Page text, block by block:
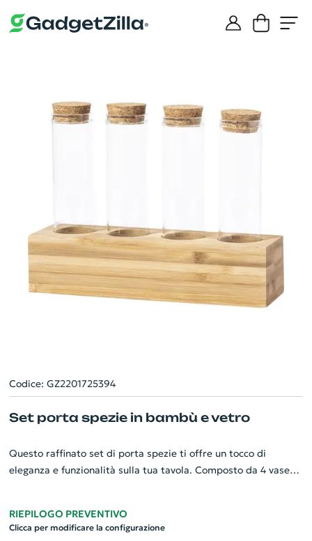
Codice: GZ2201725394
Set porta spezie in bambù e vetro
Questo raffinato set di porta spezie ti offre un tocco di
eleganza e funzionalità sulla tua tavola. Composto da 4 vasetti
sughero naturale per mantenere le tue spezie fresche. I vasetti
RIEPILOGO PREVENTIVO
Clicca per modificare la configurazione